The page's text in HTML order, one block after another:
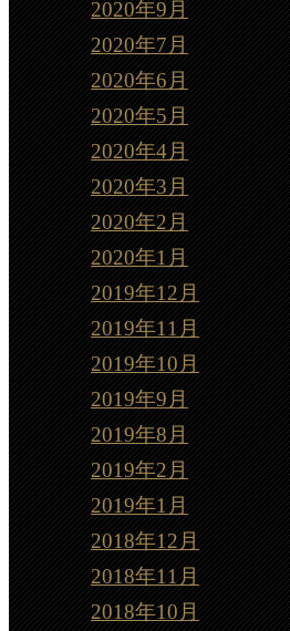
2020年9月
2020年7月
2020年6月
2020年5月
2020年4月
2020年3月
2020年2月
2020年1月
2019年12月
2019年11月
2019年10月
2019年9月
2019年8月
2019年2月
2019年1月
2018年12月
2018年11月
2018年10月